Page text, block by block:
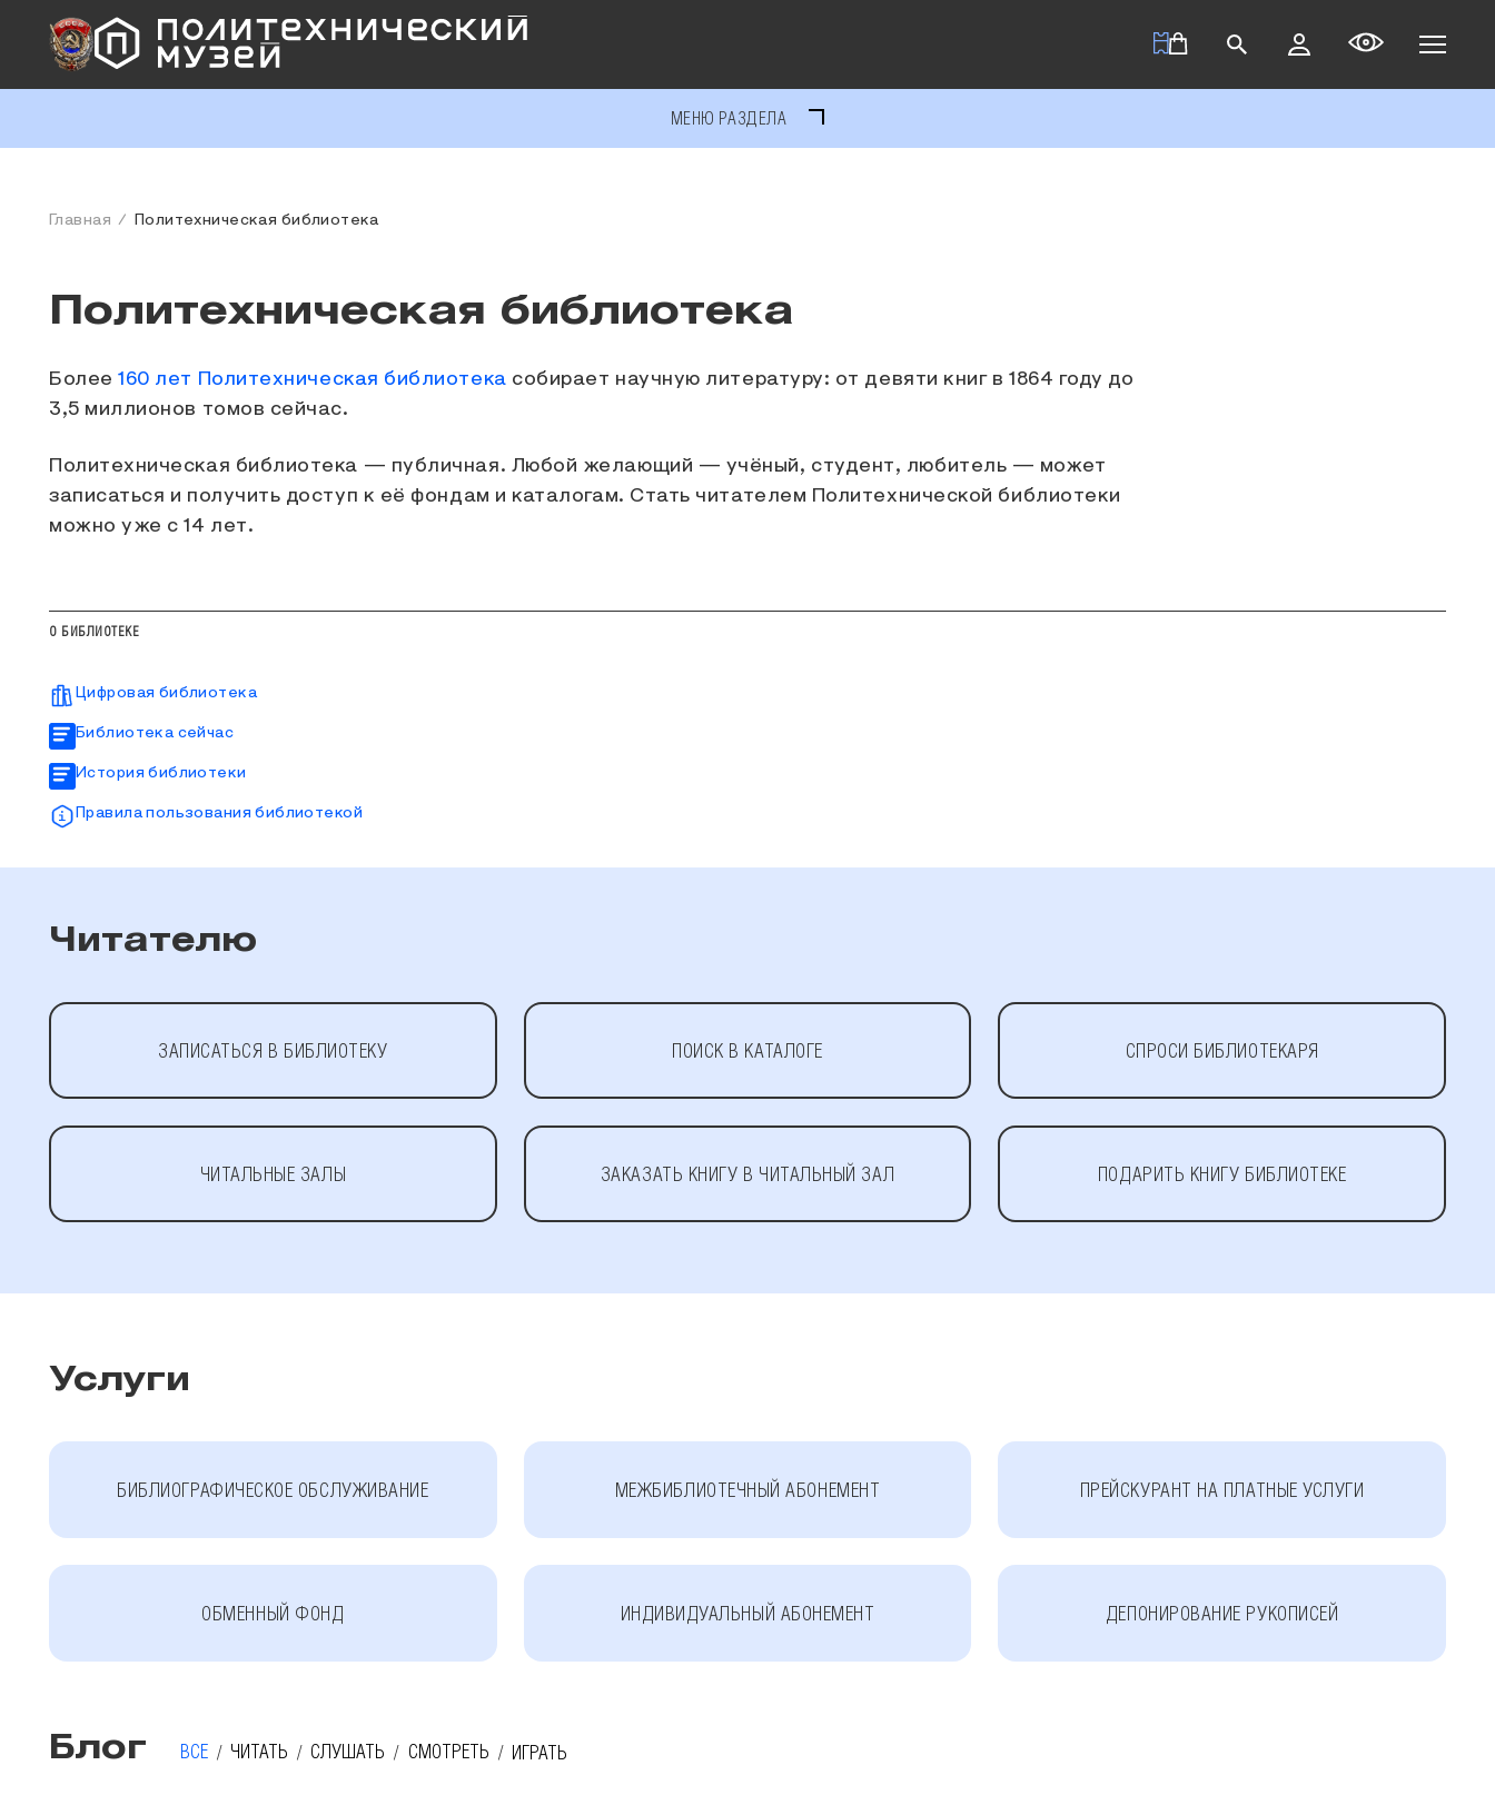
МЕНЮ РАЗДЕЛА
Главная Политехническая библиотека
Политехническая библиотека
Более160 лет Политехническая библиотека собирает научную литературу: от девяти книг в 1864 году до
3,5 миллионов томов сейчас.
Политехническая библиотека — публичная. Любой желающий — учёный, студент, любитель — может
записаться и получить доступ к её фондам и каталогам. Стать читателем Политехнической библиотеки
можно уже с 14 лет.
О БИБЛИОТЕКЕ
Цифровая библиотека
Библиотека сейчас
История библиотеки
Правила пользования библиотекой
Читателю
ЗАПИСАТЬСЯ В БИБЛИОТЕКУ ПОИСК В КАТАЛОГЕ СПРОСИ БИБЛИОТЕКАРЯ
ЧИТАЛЬНЫЕ ЗАЛЫ ЗАКАЗАТЬ КНИГУ В ЧИТАЛЬНЫЙ ЗАЛ ПОДАРИТЬ КНИГУ БИБЛИОТЕКЕ
Услуги
БИБЛИОГРАФИЧЕСКОЕ ОБСЛУЖИВАНИЕ МЕЖБИБЛИОТЕЧНЫЙ АБОНЕМЕНТ ПРЕЙСКУРАНТ НА ПЛАТНЫЕ УСЛУГИ
ОБМЕННЫЙ ФОНД ИНДИВИДУАЛЬНЫЙ АБОНЕМЕНТ ДЕПОНИРОВАНИЕ РУКОПИСЕЙ
Блог ВСЕ ЧИТАТЬ СЛУШАТЬ СМОТРЕТЬ ИГРАТЬ